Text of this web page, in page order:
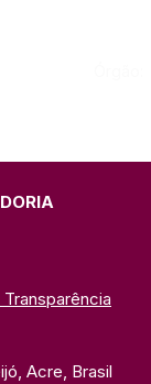
Acre, Brasil